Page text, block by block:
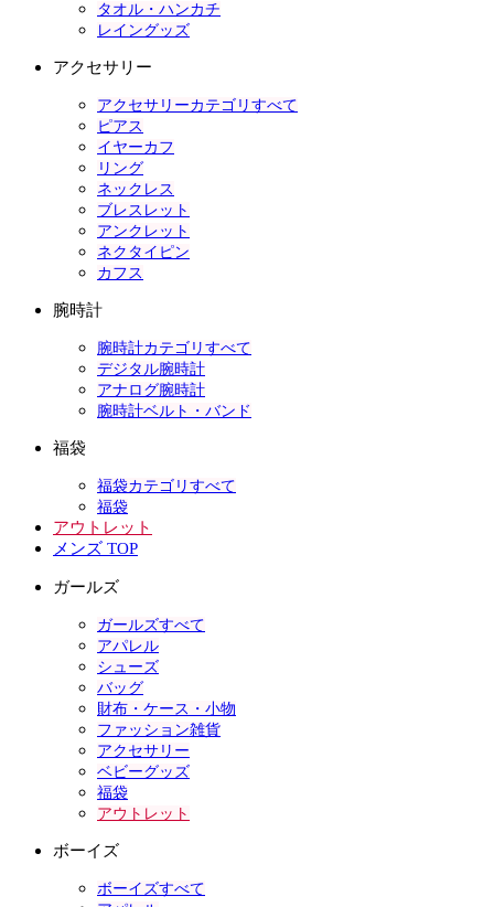
タオル・ハンカチ
レイングッズ
アクセサリー
アクセサリーカテゴリすべて
ピアス
イヤーカフ
リング
ネックレス
ブレスレット
アンクレット
ネクタイピン
カフス
腕時計
腕時計カテゴリすべて
デジタル腕時計
アナログ腕時計
腕時計ベルト・バンド
福袋
福袋カテゴリすべて
福袋
アウトレット
メンズ TOP
ガールズ
ガールズすべて
アパレル
シューズ
バッグ
財布・ケース・小物
ファッション雑貨
アクセサリー
ベビーグッズ
福袋
アウトレット
ボーイズ
ボーイズすべて